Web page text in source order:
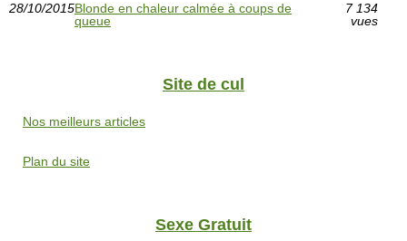
28/10/2015Blonde en chaleur calmée à coups de
queue
7 134
vues
Site de cul
Nos meilleurs articles
Plan du site
Sexe Gratuit